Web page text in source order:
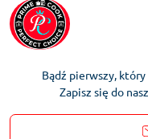
Bądź pierwszy,
Zapisz się do